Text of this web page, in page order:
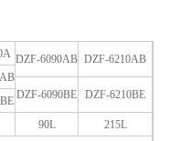
DZF-6090AB DZF-6210AB
DZF-6090BE
DZF-6210BE
90L
215L